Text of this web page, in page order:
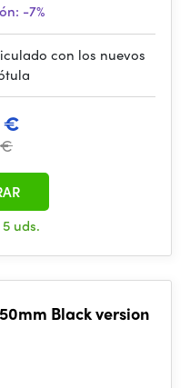
-7%
con los nuevos
€
€
uds.
Black version